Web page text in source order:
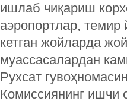
ишлаб чиқариш
аэропортлар, темир
кетган жойларда
муассасалардан
Рухсат
Комиссиянинг ишчи